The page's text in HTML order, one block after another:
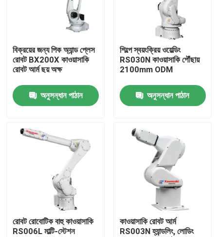
ভিআর শো
কারখানা পরিদর্শন
গুণমান নিয়ন্ত্রণ
আমাদের সাথে যোগাযোগ
মামলা
বিক্রয়ের জন্য পিক অ্যান্ড প্লেস
রোবট BX200X কাওয়াসাকি
রোবট আর্ম ছয় অক্ষ
অনুসন্ধান পাঠান
শিল্পে স্বয়ংক্রিয় ওয়েল্ডিং
RS030N কাওয়াসাকি পৌঁছায়
2100mm ODM
অনুসন্ধান পাঠান
রোবট রোবোটিক বাহু কাওয়াসাকি
RS006L মাল্টি-স্টেশন
কাওয়াসাকি রোবট আর্ম
RS003N হ্যান্ডলিং, লোডিং